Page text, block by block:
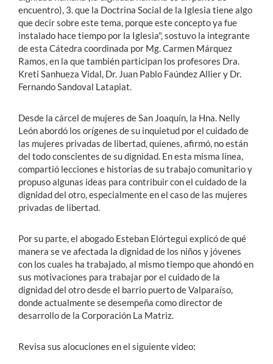
encuentro), 3. que la Doctrina Social de la Iglesia tiene algo
que decir sobre este tema, porque este concepto ya fue
instalado hace tiempo por la Iglesia", sostuvo la integrante
de esta Cátedra coordinada por Mg. Carmen Márquez
Ramos, en la que también participan los profesores Dra.
Kreti Sanhueza Vidal, Dr. Juan Pablo Faúndez Allier y Dr.
Fernando Sandoval Latapiat.
Desde la cárcel de mujeres de San Joaquín, la Hna. Nelly
León abordó los orígenes de su inquietud por el cuidado de
las mujeres privadas de libertad, quienes, afirmó, no están
del todo conscientes de su dignidad. En esta misma línea,
compartió lecciones e historias de su trabajo comunitario y
propuso algunas ideas para contribuir con el cuidado de la
dignidad del otro, especialmente en el caso de las mujeres
privadas de libertad.
Por su parte, el abogado Esteban Elórtegui explicó de qué
manera se ve afectada la dignidad de los niños y jóvenes
con los cuales ha trabajado, al mismo tiempo que ahondó en
sus motivaciones para trabajar por el cuidado de la
dignidad del otro desde el barrio puerto de Valparaíso,
donde actualmente se desempeña como director de
desarrollo de la Corporación La Matriz.
Revisa sus alocuciones en el siguiente video: